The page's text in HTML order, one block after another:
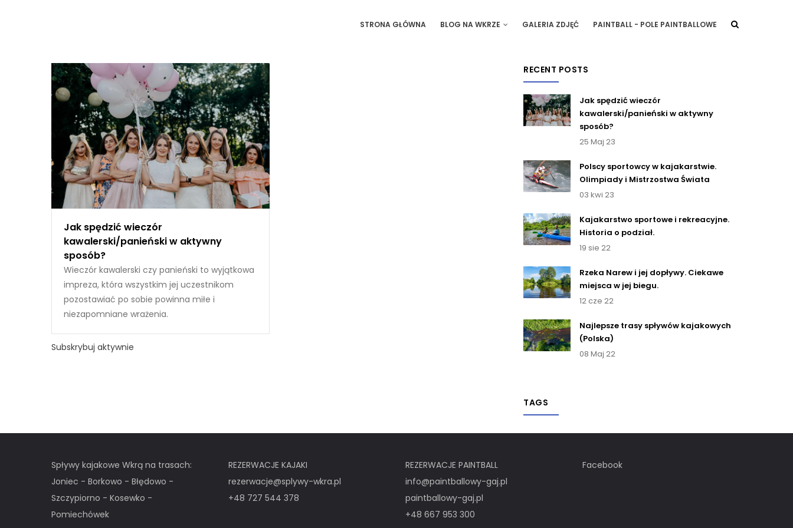
STRONA GŁÓWNA BLOG NA WKRZE GALERIA ZDJĘĆ PAINTBALL - POLE PAINTBALLOWE
Jak spędzić wieczór
kawalerski/panieński w aktywny
sposób?
Wieczór kawalerski czy panieński to wyjątkowa
impreza, która wszystkim jej uczestnikom
pozostawiać po sobie powinna miłe i
niezapomniane wrażenia.
Subskrybuj aktywnie
RECENT POSTS
Jak spędzić wieczór
kawalerski/panieński w aktywny
sposób?
25 Maj 23
Polscy sportowcy w kajakarstwie.
Olimpiady i Mistrzostwa Świata
03 kwi 23
Kajakarstwo sportowe i rekreacyjne.
Historia o podział.
19 sie 22
Rzeka Narew i jej dopływy. Ciekawe
miejsca w jej biegu.
12 cze 22
Najlepsze trasy spływów kajakowych
(Polska)
08 Maj 22
TAGS
Spływy kajakowe Wkrą na trasach:
Joniec - Borkowo - Błędowo -
Szczypiorno - Kosewko -
Pomiechówek
REZERWACJE KAJAKI
rezerwacje@splywy-wkra.pl
+48 727 544 378
REZERWACJE PAINTBALL
info@paintballowy-gaj.pl
paintballowy-gaj.pl
+48 667 953 300
Facebook